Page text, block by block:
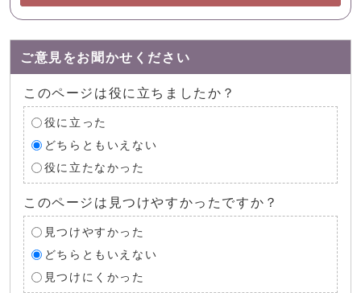
ご意見をお聞かせください
このページは役に立ちましたか？
役に立った
どちらともいえない
役に立たなかった
このページは見つけやすかったですか？
見つけやすかった
どちらともいえない
見つけにくかった